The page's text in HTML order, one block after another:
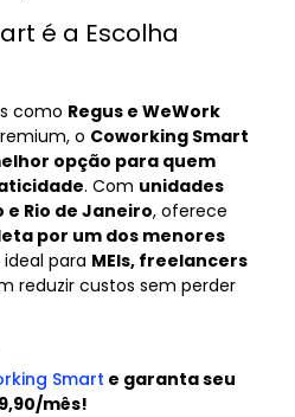
é a Escolha
como Regus e WeWork
o Coworking Smart
opção para quem
. Com unidades
e Rio de Janeiro, oferece
por um dos menores
ideal para MEIs, freelancers
reduzir custos sem perder
Smart e garanta seu
mês!